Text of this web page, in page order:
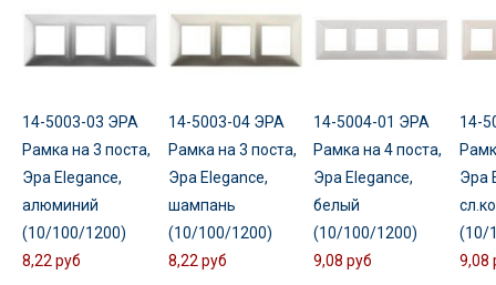
14-5003-03 ЭРА
Рамка на 3 поста,
Эра Elegance,
алюминий
(10/100/1200)
8,22 руб
14-5003-04 ЭРА
Рамка на 3 поста,
Эра Elegance,
шампань
(10/100/1200)
8,22 руб
14-5004-01 ЭРА
Рамка на 4 поста,
Эра Elegance,
белый
(10/100/1200)
9,08 руб
14-
Эра
(10/
9,08